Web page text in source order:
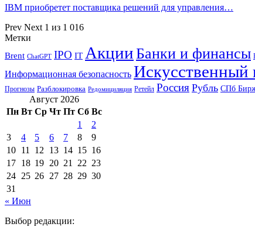
IBM приобретет поставщика решений для управления…
Prev Next 1 из 1 016
Метки
Brent ChatGPT IPO IT АкцииБанки и финансы
Информационная безопасность Искусственный
Прогнозы Разблокировка Редомициляция Ретейл Россия Рубль СПб
Август 2026
Пн Вт Ср Чт Пт Сб Вс
1
2
3
4 5 6 7 8
9
10 11 12 13 14 15 16
17 18 19 20 21 22 23
24 25 26 27 28 29 30
31
« Июн
Выбор редакции: